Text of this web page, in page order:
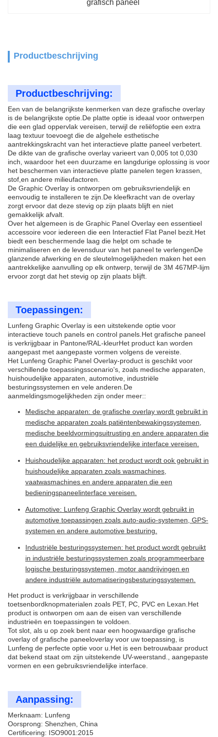
grafisch paneel
Productbeschrijving
Productbeschrijving:
Een van de belangrijkste kenmerken van deze grafische overlay
is de belangrijkste optie.De platte optie is ideaal voor ontwerpen
die een glad oppervlak vereisen, terwijl de reliëfoptie een extra
laag textuur toevoegt die de algehele esthetische
aantrekkingskracht van het interactieve platte paneel verbetert.
De dikte van de grafische overlay varieert van 0,005 tot 0,030
inch, waardoor het een duurzame en langdurige oplossing is voor
het beschermen van interactieve platte panelen tegen krassen,
stof,en andere milieufactoren.
De Graphic Overlay is ontworpen om gebruiksvriendelijk en
eenvoudig te installeren te zijn.De kleefkracht van de overlay
zorgt ervoor dat deze stevig op zijn plaats blijft en niet
gemakkelijk afvalt.
Over het algemeen is de Graphic Panel Overlay een essentieel
accessoire voor iedereen die een Interactief Flat Panel bezit.Het
biedt een beschermende laag die helpt om schade te
minimaliseren en de levensduur van het paneel te verlengenDe
glanzende afwerking en de sleutelmogelijkheden maken het een
aantrekkelijke aanvulling op elk ontwerp, terwijl de 3M 467MP-lijm
ervoor zorgt dat het stevig op zijn plaats blijft.
Toepassingen:
Lunfeng Graphic Overlay is een uitstekende optie voor
interactieve touch panels en control panels.Het grafische paneel
is verkrijgbaar in Pantone/RAL-kleurHet product kan worden
aangepast met aangepaste vormen volgens de vereiste.
Het Lunfeng Graphic Panel Overlay-product is geschikt voor
verschillende toepassingsscenario's, zoals medische apparaten,
huishoudelijke apparaten, automotive, industriële
besturingssystemen en vele anderen.De
aanmeldingsmogelijkheden zijn onder meer::
Medische apparaten: de grafische overlay wordt gebruikt in
medische apparaten zoals patiëntenbewakingssystemen,
medische beeldvormingsuitrusting en andere apparaten die
een duidelijke en gebruiksvriendelijke interface vereisen.
Huishoudelijke apparaten: het product wordt ook gebruikt in
huishoudelijke apparaten zoals wasmachines,
vaatwasmachines en andere apparaten die een
bedieningspaneelinterface vereisen.
Automotive: Lunfeng Graphic Overlay wordt gebruikt in
automotive toepassingen zoals auto-audio-systemen, GPS-
systemen en andere automotive besturing.
Industriële besturingssystemen: het product wordt gebruikt
in industriële besturingssystemen zoals programmeerbare
logische besturingssystemen, motor aandrijvingen en
andere industriële automatiseringsbesturingssystemen.
Het product is verkrijgbaar in verschillende
toetsenbordknopmaterialen zoals PET, PC, PVC en Lexan.Het
product is ontworpen om aan de eisen van verschillende
industrieën en toepassingen te voldoen.
Tot slot, als u op zoek bent naar een hoogwaardige grafische
overlay of grafische paneeloverlay voor uw toepassing, is
Lunfeng de perfecte optie voor u.Het is een betrouwbaar product
dat bekend staat om zijn uitstekende UV-weerstand., aangepaste
vormen en een gebruiksvriendelijke interface.
Aanpassing:
Merknaam: Lunfeng
Oorsprong: Shenzhen, China
Certificering: ISO9001:2015